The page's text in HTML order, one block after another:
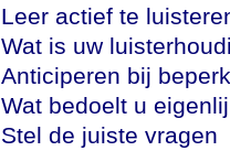
Leer actief te
Wat is uw
Anticiperen bij
Wat bedoelt u
Stel de juiste vragen